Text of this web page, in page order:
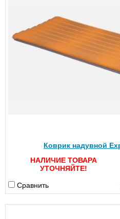
Коврик надувной
НАЛИЧИЕ ТОВАРА
УТОЧНЯЙТЕ!
Сравнить